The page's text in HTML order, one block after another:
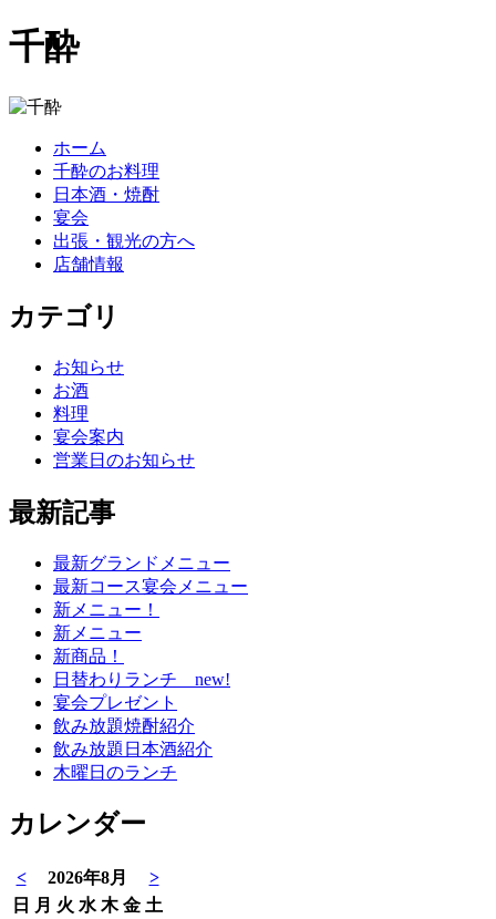
千酔
ホーム
千酔のお料理
日本酒・焼酎
宴会
出張・観光の方へ
店舗情報
カテゴリ
お知らせ
お酒
料理
宴会案内
営業日のお知らせ
最新記事
最新グランドメニュー
最新コース宴会メニュー
新メニュー！
新メニュー
新商品！
日替わりランチ new!
宴会プレゼント
飲み放題焼酎紹介
飲み放題日本酒紹介
木曜日のランチ
カレンダー
< 2026年8月
>
日
月 火 水 木 金 土